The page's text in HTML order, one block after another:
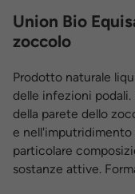
Union Bio
zoccolo
Prodotto naturale
delle infezioni
della parete dello
e
particolare
sostanze attive.